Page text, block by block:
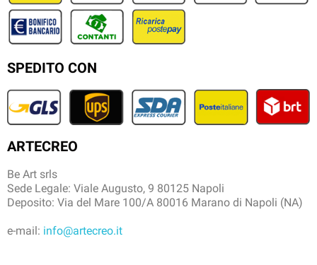
SPEDITO CON
ARTECREO
Be Art srls
Sede Legale: Viale Augusto, 9 80125 Napoli
Deposito: Via del Mare 100/A 80016 Marano di Napoli (NA)
e-mail: info@artecreo.it